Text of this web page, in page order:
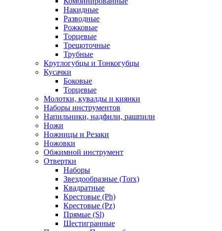
Накидные
Разводные
Рожковые
Торцевые
Трещоточные
Трубные
Круглогубцы и Тонкогубцы
Кусачки
Боковые
Торцевые
Молотки, кувалды и киянки
Наборы инструментов
Напильники, надфили, рашпили
Ножи
Ножницы и Резаки
Ножовки
Обжимной инструмент
Отвертки
Наборы
Звездообразные (Torx)
Квадратные
Крестовые (Ph)
Крестовые (Pz)
Прямые (Sl)
Шестигранные